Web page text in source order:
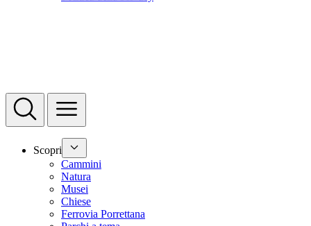
Scopri
Cammini
Natura
Musei
Chiese
Ferrovia Porrettana